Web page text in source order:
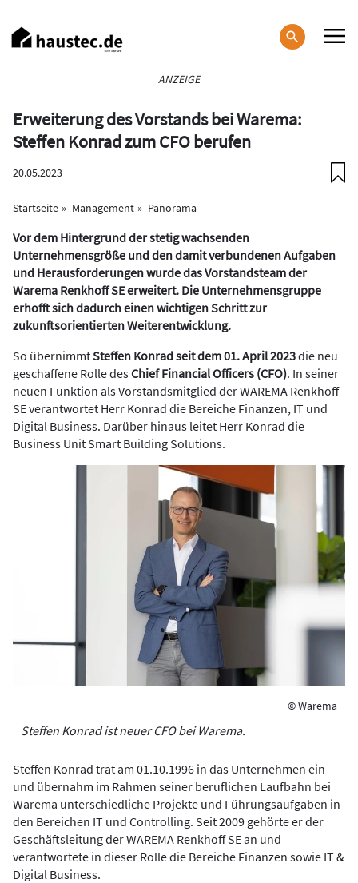
zum
Inhalt
ANZEIGE
Erweiterung des Vorstands bei Warema:
Steffen Konrad zum CFO berufen
20.05.2023
Startseite Management Panorama
Vor dem Hintergrund der stetig wachsenden
Unternehmensgröße und den damit verbundenen Aufgaben
und Herausforderungen wurde das Vorstandsteam der
Warema Renkhoff SE erweitert. Die Unternehmensgruppe
erhofft sich dadurch einen wichtigen Schritt zur
zukunftsorientierten Weiterentwicklung.
So übernimmtSteffen Konrad seit dem 01. April 2023die neu
geschaffene Rolle desChief Financial Officers (CFO). In seiner
neuen Funktion als Vorstandsmitglied der WAREMA Renkhoff
SE verantwortet Herr Konrad die Bereiche Finanzen, IT und
Digital Business. Darüber hinaus leitet Herr Konrad die
Business Unit Smart Building Solutions.
© Warema
Steffen Konrad ist neuer CFO bei Warema.
Steffen Konrad trat am 01.10.1996 in das Unternehmen ein
und übernahm im Rahmen seiner beruflichen Laufbahn bei
Warema unterschiedliche Projekte und Führungsaufgaben in
den Bereichen IT und Controlling. Seit 2009 gehörte er der
Geschäftsleitung der WAREMA Renkhoff SE an und
verantwortete in dieser Rolle die Bereiche Finanzen sowie IT &
Digital Business.